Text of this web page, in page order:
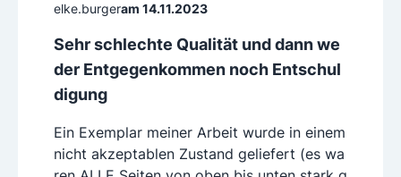
elke.burgeram 14.11.2023
Sehr schlechte Qualität und dann we
der Entgegenkommen noch Entschul
digung
Ein Exemplar meiner Arbeit wurde in einem
nicht akzeptablen Zustand geliefert (es wa